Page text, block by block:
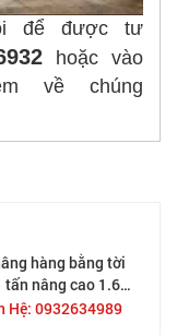
để được tư
hoặc vào
về chúng
hàng bằng tời
tấn nâng cao 1.6m,
motor điện kéo
Hệ: 0932634989